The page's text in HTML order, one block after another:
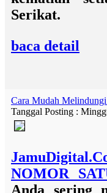
Serikat.
baca detail
Cara Mudah
Tanggal Posting :
NOMOR